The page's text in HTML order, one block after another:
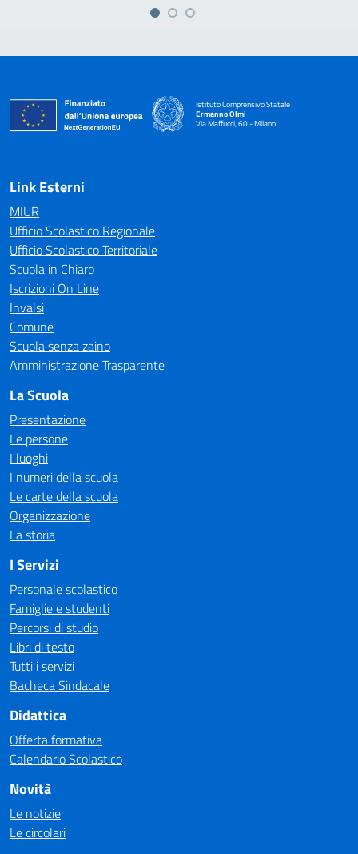
Istituto Comprensivo Statale
Ermanno Olmi
Via Maffucci, 60 - Milano
— Visita la pagina iniziale della scuola
Link Esterni
MIUR
Ufficio Scolastico Regionale
Ufficio Scolastico Territoriale
Scuola in Chiaro
Iscrizioni On Line
Invalsi
Comune
Scuola senza zaino
Amministrazione Trasparente
La Scuola
Presentazione
Le persone
I luoghi
I numeri della scuola
Le carte della scuola
Organizzazione
La storia
I Servizi
Personale scolastico
Famiglie e studenti
Percorsi di studio
Libri di testo
Tutti i servizi
Bacheca Sindacale
Didattica
Offerta formativa
Calendario Scolastico
Novità
Le notizie
Le circolari